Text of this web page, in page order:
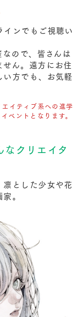
インでもご視聴い
ので、皆さんは
ん。遠方にお住
い方でも、お気軽
イティブ系への進学
ベントとなります。
クリエイタ
凛とした少女や花
。